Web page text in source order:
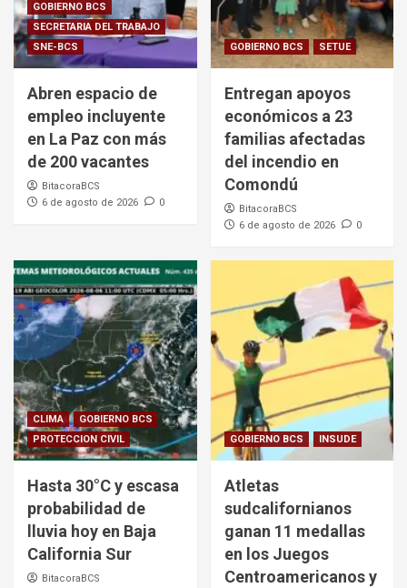
GOBIERNO BCS
SECRETARIA DEL TRABAJO
SNE-BCS
Abren espacio de
empleo incluyente
en La Paz con más
de 200 vacantes
BitacoraBCS
6 de agosto de 2026
0
GOBIERNO BCS SETUE
Entregan apoyos
económicos a 23
familias afectadas
del incendio en
Comondú
BitacoraBCS
6 de agosto de 2026
0
CLIMA
GOBIERNO BCS
PROTECCION CIVIL
Hasta 30°C y escasa
probabilidad de
lluvia hoy en Baja
California Sur
BitacoraBCS
GOBIERNO BCS INSUDE
Atletas
sudcalifornianos
ganan 11 medallas
en los Juegos
Centroamericanos y